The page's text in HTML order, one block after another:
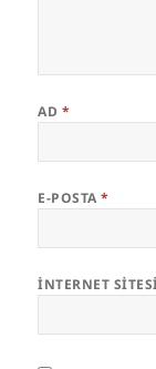
AD *
E-POSTA*
İNTERNET